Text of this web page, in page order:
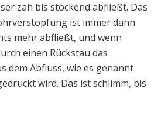
zäh bis stockend abfließt. Das
ist immer dann
mehr abfließt, und wenn
einen Rückstau das
dem Abfluss, wie es genannt
wird. Das ist schlimm, bis